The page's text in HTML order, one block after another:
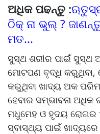
ଅଧିକ ପଢନ୍ତୁ :
ଠିକ୍ ନା ଭୁଲ୍ ?
ମତ...
ସୁସ୍ଥ ଶରୀର ପାଇଁ ସୁସ୍ଥ
ମୋଟପଣ ବୃଦ୍ଧି କରୁଥିବା,
କରୁଥିବା ଖାଦ୍ୟ ଅକ
ହେବାର ସମ୍ଭାବନା
ମଧୁମେହ ଓ ହୃଦୟ
ସ୍ବାସ୍ଥ୍ୟ ପାଇଁ